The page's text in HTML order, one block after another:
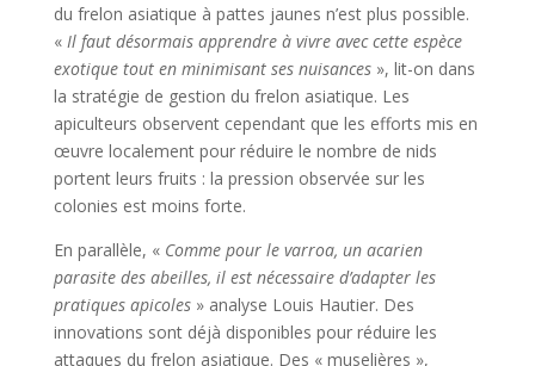
du frelon asiatique à pattes jaunes n’est plus possible.
« Il faut désormais apprendre à vivre avec cette espèce
exotique tout en minimisant ses nuisances», lit-on dans
la stratégie de gestion du frelon asiatique. Les
apiculteurs observent cependant que les efforts mis en
œuvre localement pour réduire le nombre de nids
portent leurs fruits : la pression observée sur les
colonies est moins forte.
En parallèle, « Comme pour le varroa, un acarien
parasite des abeilles, il est nécessaire d’adapter les
pratiques apicoles» analyse Louis Hautier. Des
innovations sont déjà disponibles pour réduire les
attaques du frelon asiatique. Des « muselières »,